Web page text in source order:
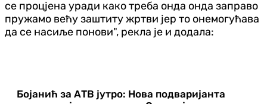
се процјена уради како треба онда онда заправо
пружамо већу заштиту жртви јер то онемогућава
да се насиље понови", рекла је и додала:
Бојанић за АТВ јутро: Нова подваријанта